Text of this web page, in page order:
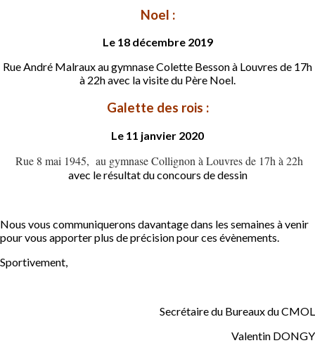
Noel :
Le 18 décembre 2019
Rue André Malraux au gymnase Colette Besson à Louvres de 17h
à 22h avec la visite du Père Noel.
Galette des rois :
Le 11 janvier 2020
Rue 8 mai 1945, au gymnase Collignon à Louvres de 17h à 22h
avec le résultat du concours de dessin
Nous vous communiquerons davantage dans les semaines à venir
pour vous apporter plus de précision pour ces évènements.
Sportivement,
Secrétaire du Bureaux du CMOL
Valentin DONGY